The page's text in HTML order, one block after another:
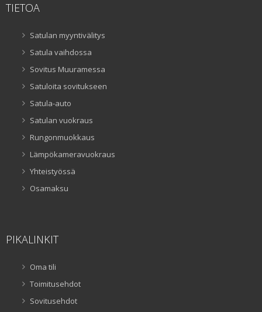
TIETOA
Satulan myyntivälitys
Satula vaihdossa
Sovitus Muuramessa
Satuloita sovitukseen
Satula-auto
Satulan vuokraus
Rungonmuokkaus
Lämpökameravuokraus
Yhteistyössä
Osamaksu
PIKALINKIT
Oma tili
Toimitusehdot
Sovitusehdot